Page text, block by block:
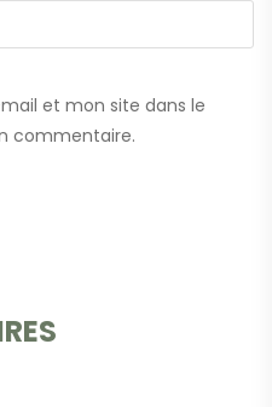
et mon site dans le
commentaire.